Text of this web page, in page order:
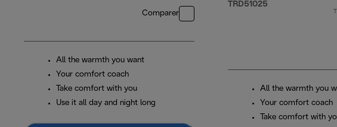
Comparer
All the warmth you want
Your comfort coach
Take comfort with you
Use it all day and night long
TRD51025
All the warmth you
Your comfort coach
Take comfort with